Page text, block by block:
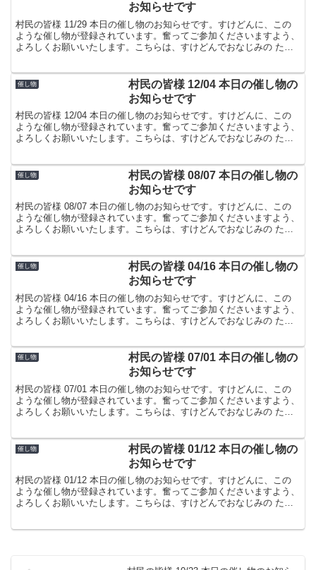
お知らせです
村民の皆様 11/29 本日の催し物のお知らせです。すけどんに、この
ような催し物が登録されています。奮ってご参加くださいますよう、
よろしくお願いいたします。こちらは、すけどんでおなじみの たま
催し物
村民の皆様 12/04 本日の催し物の
お知らせです
村民の皆様 12/04 本日の催し物のお知らせです。すけどんに、この
ような催し物が登録されています。奮ってご参加くださいますよう、
よろしくお願いいたします。こちらは、すけどんでおなじみの たま
催し物
村民の皆様 08/07 本日の催し物の
お知らせです
村民の皆様 08/07 本日の催し物のお知らせです。すけどんに、この
ような催し物が登録されています。奮ってご参加くださいますよう、
よろしくお願いいたします。こちらは、すけどんでおなじみの たま
催し物
村民の皆様 04/16 本日の催し物の
お知らせです
村民の皆様 04/16 本日の催し物のお知らせです。すけどんに、この
ような催し物が登録されています。奮ってご参加くださいますよう、
よろしくお願いいたします。こちらは、すけどんでおなじみの たま
催し物
村民の皆様 07/01 本日の催し物の
お知らせです
村民の皆様 07/01 本日の催し物のお知らせです。すけどんに、この
ような催し物が登録されています。奮ってご参加くださいますよう、
よろしくお願いいたします。こちらは、すけどんでおなじみの たま
催し物
村民の皆様 01/12 本日の催し物の
お知らせです
村民の皆様 01/12 本日の催し物のお知らせです。すけどんに、この
ような催し物が登録されています。奮ってご参加くださいますよう、
よろしくお願いいたします。こちらは、すけどんでおなじみの たま